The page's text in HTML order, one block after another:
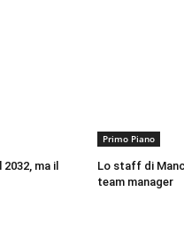
ma il
Primo Piano
Lo staff di
team manager